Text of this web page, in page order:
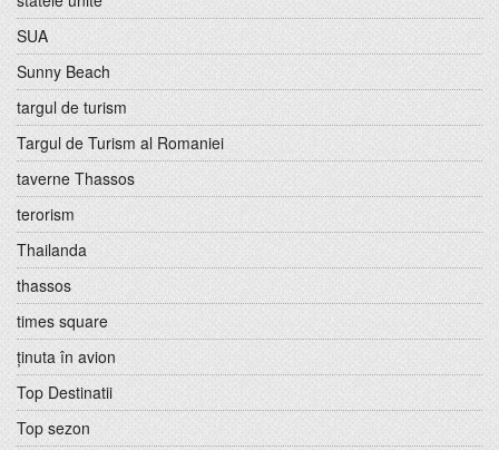
SUA
Sunny Beach
targul de turism
Targul de Turism al Romaniei
taverne Thassos
terorism
Thailanda
thassos
times square
ținuta în avion
Top Destinatii
Top sezon